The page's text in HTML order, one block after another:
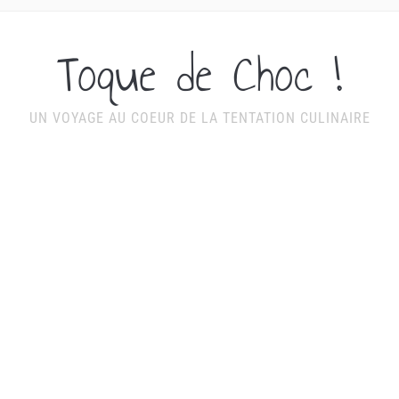
Toque de Choc !
UN VOYAGE AU COEUR DE LA TENTATION CULINAIRE